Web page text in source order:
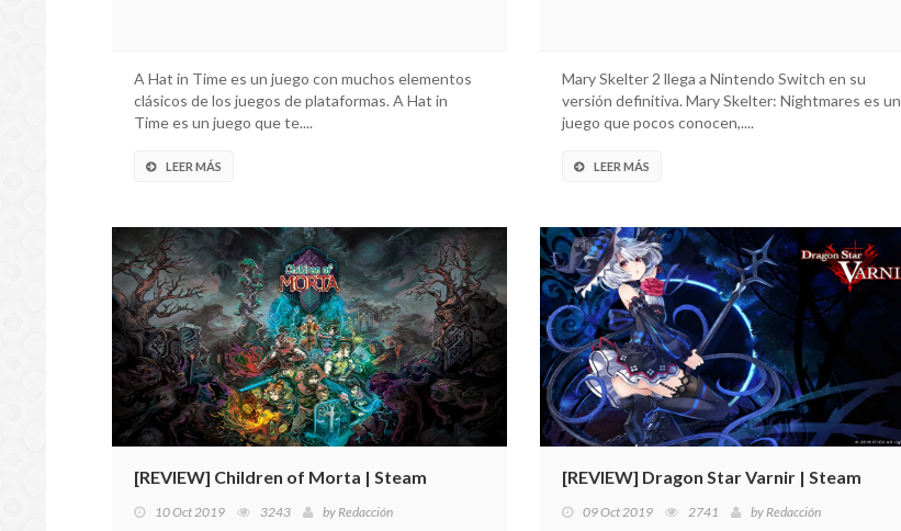
A Hat in Time es un juego con muchos elementos
clásicos de los juegos de plataformas. A Hat in
Time es un juego que te....
LEER MÁS
Mary Skelter 2 llega a Nintendo Switch en su
versión definitiva. Mary Skelter: Nightmares es un
juego que pocos conocen,....
LEER MÁS
[REVIEW] Children of Morta | Steam
10 Oct 2019 3243 byRedacción
[REVIEW] Dragon Star Varnir | Steam
09 Oct 2019 2741 byRedacción